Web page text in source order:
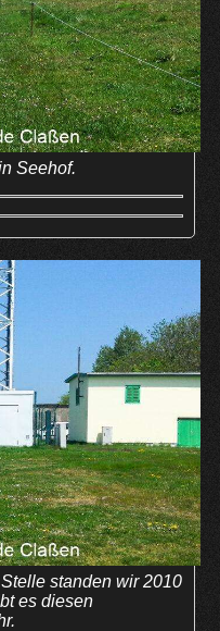
Seehof.
standen wir 2010
es diesen